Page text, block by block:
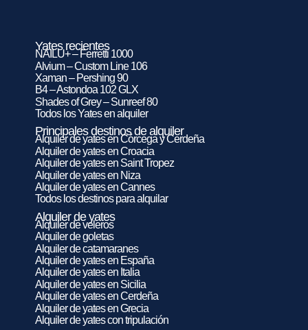
Yates recientes
NAILU+ – Ferretti 1000
Alvium – Custom Line 106
Xaman – Pershing 90
B4 – Astondoa 102 GLX
Shades of Grey – Sunreef 80
Todos los Yates en alquiler
Principales destinos de alquiler
Alquiler de yates en Córcega y Cerdeña
Alquiler de yates en Croacia
Alquiler de yates en Saint Tropez
Alquiler de yates en Niza
Alquiler de yates en Cannes
Todos los destinos para alquilar
Alquiler de yates
Alquiler de veleros
Alquiler de goletas
Alquiler de catamaranes
Alquiler de yates en España
Alquiler de yates en Italia
Alquiler de yates en Sicilia
Alquiler de yates en Cerdeña
Alquiler de yates en Grecia
Alquiler de yates con tripulación